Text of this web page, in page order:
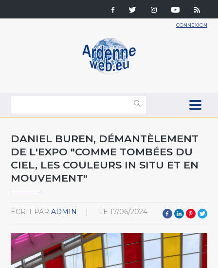
CONNEXION
DANIEL BUREN, DÉMANTÈLEMENT
DE L'EXPO "COMME TOMBÉES DU
CIEL, LES COULEURS IN SITU ET EN
MOUVEMENT"
ÉCRIT PAR ADMIN LE 17/06/2024